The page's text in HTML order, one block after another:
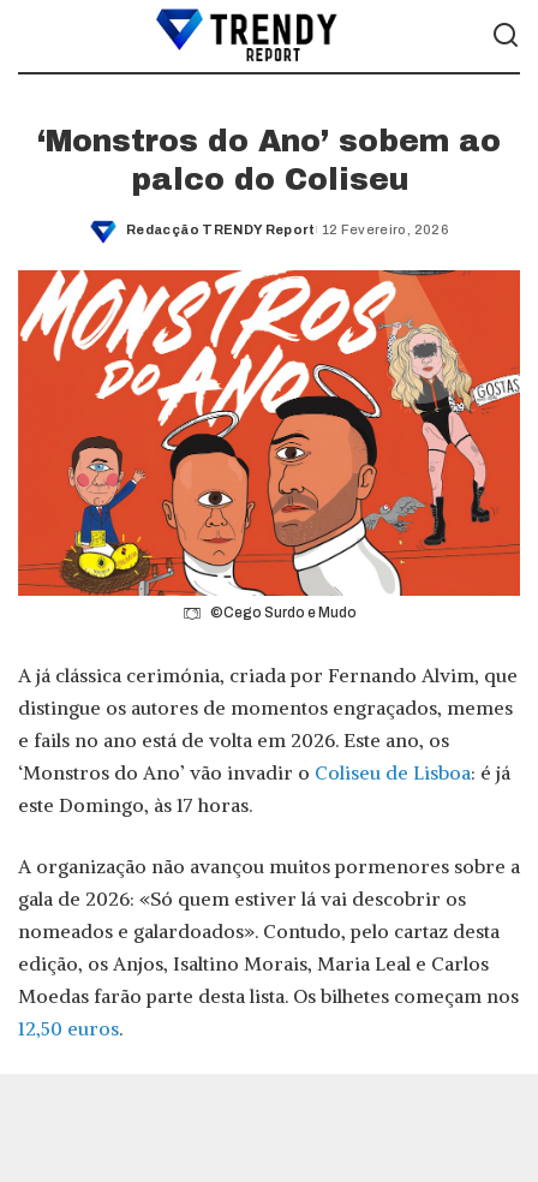
‘Monstros do Ano’ sobem ao
palco do Coliseu
Posted
Redacção TRENDY Report 12 Fevereiro, 2026
©Cego Surdo e Mudo
A já clássica cerimónia, criada por Fernando Alvim, que
distingue os autores de momentos engraçados, memes
e fails no ano está de volta em 2026. Este ano, os
‘Monstros do Ano’ vão invadir o Coliseu de Lisboa: é já
este Domingo, às 17 horas.
A organização não avançou muitos pormenores sobre a
gala de 2026: «Só quem estiver lá vai descobrir os
nomeados e galardoados». Contudo, pelo cartaz desta
edição, os Anjos, Isaltino Morais, Maria Leal e Carlos
Moedas farão parte desta lista. Os bilhetes começam nos
12,50 euros.